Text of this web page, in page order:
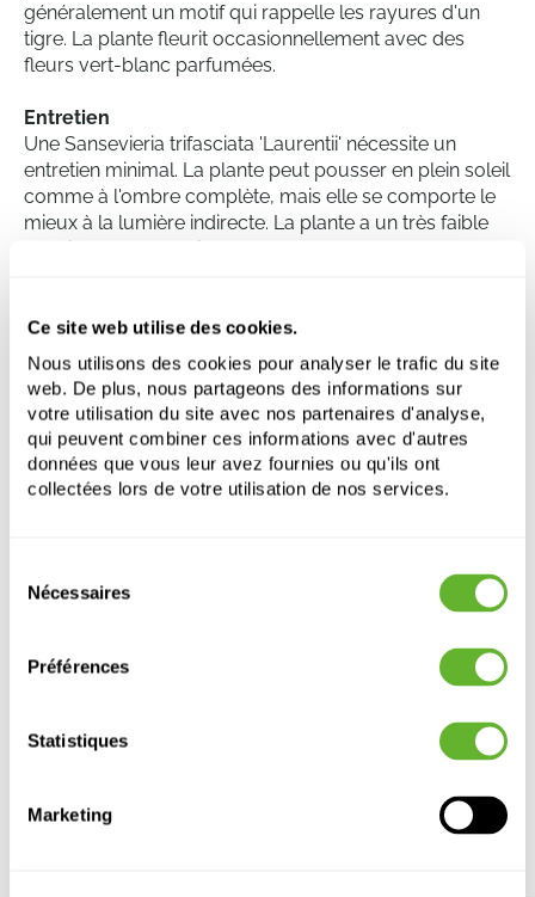
Ce site web utilise des cookies.
Nous utilisons des cookies pour analyser le trafic du site
web. De plus, nous partageons des informations sur
votre utilisation du site avec nos partenaires d'analyse,
qui peuvent combiner ces informations avec d'autres
données que vous leur avez fournies ou qu'ils ont
collectées lors de votre utilisation de nos services.
Nécessaires
Préférences
Statistiques
Marketing
généralement un motif qui rappelle les rayures d'un
tigre. La plante fleurit occasionnellement avec des
fleurs vert-blanc parfumées.
Entretien
Une Sansevieria trifasciata 'Laurentii' nécessite un
entretien minimal. La plante peut pousser en plein soleil
comme à l'ombre complète, mais elle se comporte le
mieux à la lumière indirecte. La plante a un très faible
besoin en eau et doit être dans un sol complètement
nuisible à la plante. Un apport régulier en nutriments
est utile pendant la saison de croissance, mais il doit
être réduit en hiver.
Sansevieria trifasciata 'Laurentii'
Touffe
Pot:
20/19